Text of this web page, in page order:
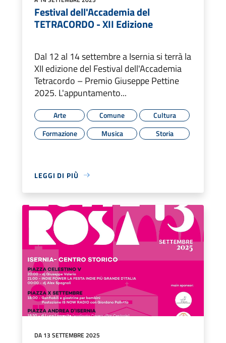
Festival dell'Accademia del
TETRACORDO - XII Edizione
Dal 12 al 14 settembre a Isernia si terrà la
XII edizione del Festival dell'Accademia
Tetracordo – Premio Giuseppe Pettine
2025. L'appuntamento...
Arte Comune
Cultura
Formazione
Musica Storia
LEGGI DI PIÙ
DA 13 SETTEMBRE 2025